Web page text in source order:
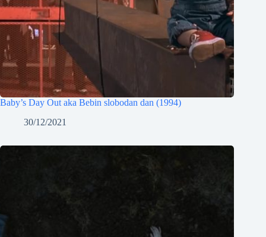
Baby’s Day Out aka Bebin slobodan dan (1994)
30/12/2021